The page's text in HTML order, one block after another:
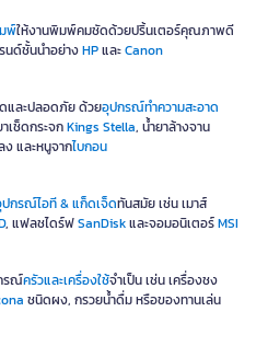
พ์ให้งานพิมพ์คมชัดด้วยปริ้นเตอร์คุณภาพดี
ด์ชั้นนำอย่างHPและCanon
และปลอดภัย ด้วยอุปกรณ์ทำความสะอาด
เช็ดกระจกKings Stella, น้ำยาล้างจาน
และหนูจากไบกอน
กรณ์ไอที & แก็ดเจ็ดทันสมัย เช่น เมาส์
, แฟลชไดร์ฟSanDiskและจอมอนิเตอร์MSI
รณ์ครัวและเครื่องใช้จำเป็น เช่น เครื่องชง
ชนิดผง, กรวยน้ำดื่ม หรือของทานเล่น